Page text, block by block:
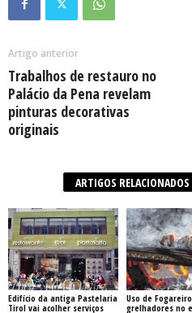
Artigo anterior
Trabalhos de restauro no
Palácio da Pena revelam
pinturas decorativas
originais
ARTIGOS RELACIONADOS
Edifício da antiga Pastelaria
Tirol vai acolher serviços
Uso de
grelhadores no